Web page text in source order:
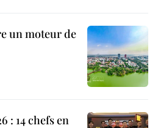
un moteur de
: 14 chefs en